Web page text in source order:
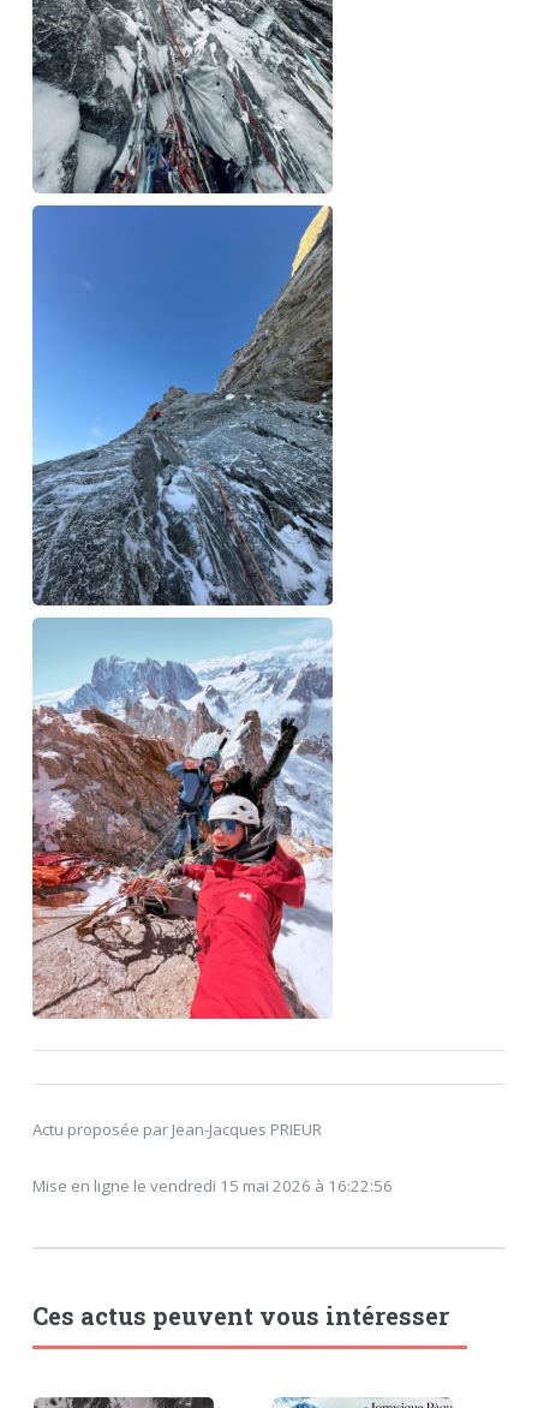
Actu proposée par Jean-Jacques PRIEUR
Mise en ligne le vendredi 15 mai 2026 à 16:22:56
Ces actus peuvent vous intéresser